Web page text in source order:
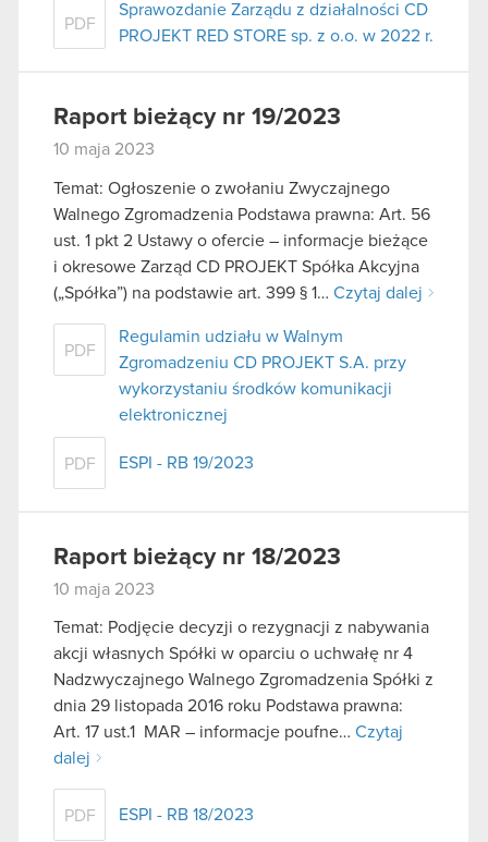
PDF
Sprawozdanie Zarządu z działalności CD
PROJEKT RED STORE sp. z o.o. w 2022 r.
Raport bieżący nr 19/2023
10 maja 2023
Temat: Ogłoszenie o zwołaniu Zwyczajnego
Walnego Zgromadzenia Podstawa prawna: Art. 56
ust. 1 pkt 2 Ustawy o ofercie – informacje bieżące
i okresowe Zarząd CD PROJEKT Spółka Akcyjna
(„Spółka”) na podstawie art. 399 § 1… Czytaj dalej
PDF
Regulamin udziału w Walnym
Zgromadzeniu CD PROJEKT S.A. przy
wykorzystaniu środków komunikacji
elektronicznej
PDF ESPI - RB 19/2023
Raport bieżący nr 18/2023
10 maja 2023
Temat: Podjęcie decyzji o rezygnacji z nabywania
akcji własnych Spółki w oparciu o uchwałę nr 4
Nadzwyczajnego Walnego Zgromadzenia Spółki z
dnia 29 listopada 2016 roku Podstawa prawna:
Art. 17 ust.1 MAR – informacje poufne… Czytaj
dalej
PDF ESPI - RB 18/2023